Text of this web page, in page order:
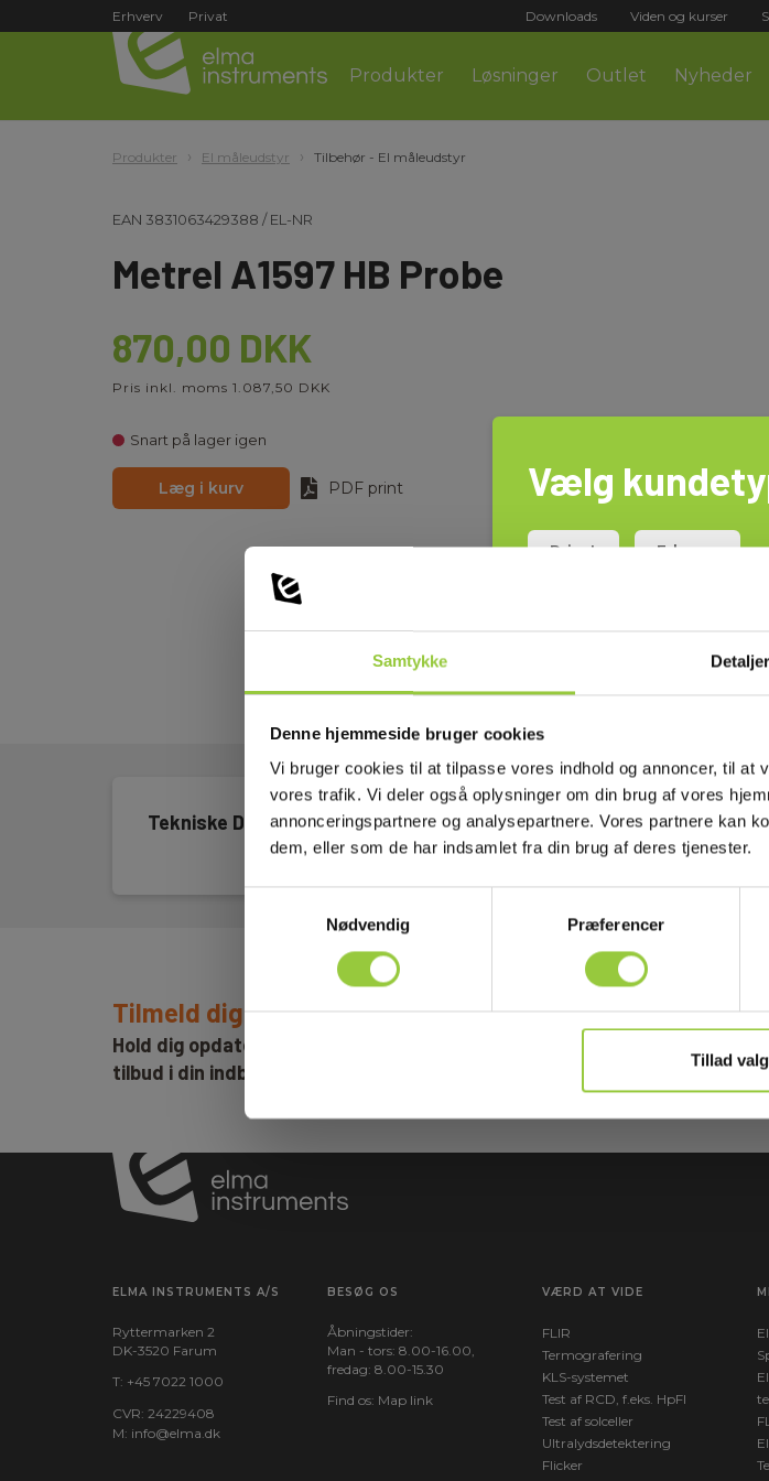
Samtykke Detaljer
Denne hjemmeside bruger cookies
Vi bruger cookies til at tilpasse vores indhold og annoncer, til at
vores trafik. Vi deler også oplysninger om din brug af vores
annonceringspartnere og analysepartnere. Vores partnere kan
dem, eller som de har indsamlet fra din brug af deres tjenester.
Nødvendig
Præferencer
Tillad
Erhverv Privat Downloads Viden og kurser
Produkter Løsninger Outlet Nyheder
Produkter El måleudstyr Tilbehør - El måleudstyr
EAN 3831063429388 /EL-NR
Metrel A1597 HB Probe
870,00 DKK
Pris inkl. moms 1.087,50 DKK
Snart på lager igen
Læg i kurv PDF print
Tekniske Data
Tilmeld dig E-News!
Hold dig opdateret og få vores fantastiske
tilbud i din indbakke
ELMA INSTRUMENTS A/S
Ryttermarken 2
DK-3520 Farum
T: +45 7022 1000
CVR: 24229408
M: info@elma.dk
BESØG OS
Åbningstider:
Man - tors: 8.00-16.00,
fredag: 8.00-15.30
Find os: Map link
VÆRD AT VIDE
FLIR
Termografering
KLS-systemet
Test af RCD, f.eks. HpFI
Test af solceller
Ultralydsdetektering
Flicker
Vælg
Privat Erhverv